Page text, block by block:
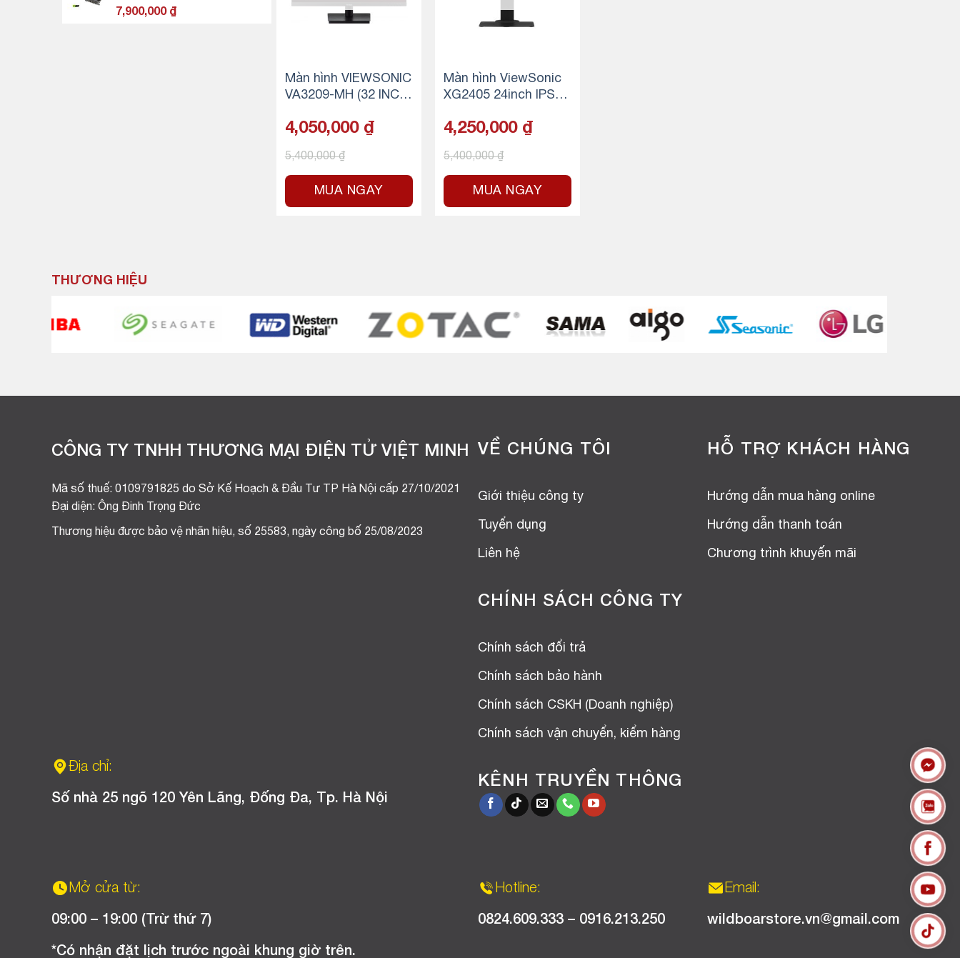
7,900,000 ₫
Màn hình VIEWSONIC
VA3209-MH (32 INCH/
50 NITS/HDMI+VGA/L
4,050,000 ₫
5,400,000₫
MUA NGAY
Màn hình ViewSonic
XG2405 24inch IPS 1
4,250,000 ₫
5,400,000₫
MUA NGAY
THƯƠNG HIỆU
CÔNG TY TNHH THƯƠNG MẠI ĐIỆN TỬ VIỆT MINH
Mã số thuế: 0109791825 do Sở Kế Hoạch & Đầu Tư TP Hà Nội cấp 27/10/2021
Đại diện: Ông Đinh Trọng Đức
Thương hiệu được bảo vệ nhãn hiệu, số 25583, ngày công bố 25/08/2023
Địa chỉ:
Số nhà 25 ngõ 120 Yên Lãng, Đống Đa, Tp. Hà Nội
VỀ CHÚNG TÔI
Giới thiệu công ty
Tuyển dụng
Liên hệ
HỖ TRỢ KHÁCH HÀNG
Hướng dẫn mua hàng online
Hướng dẫn thanh toán
Chương trình khuyến mãi
CHÍNH SÁCH CÔNG TY
Chính sách đổi trả
Chính sách bảo hành
Chính sách CSKH (Doanh nghiệp)
Chính sách vận chuyển, kiểm hàng
KÊNH TRUYỀN THÔNG
Mở cửa từ:
09:00 – 19:00 (Trừ thứ 7)
*Có nhận đặt lịch trước ngoài khung giờ trên.
Hotline:
0824.609.333 – 0916.213.250
Email:
wildboarstore.vn@gmail.com